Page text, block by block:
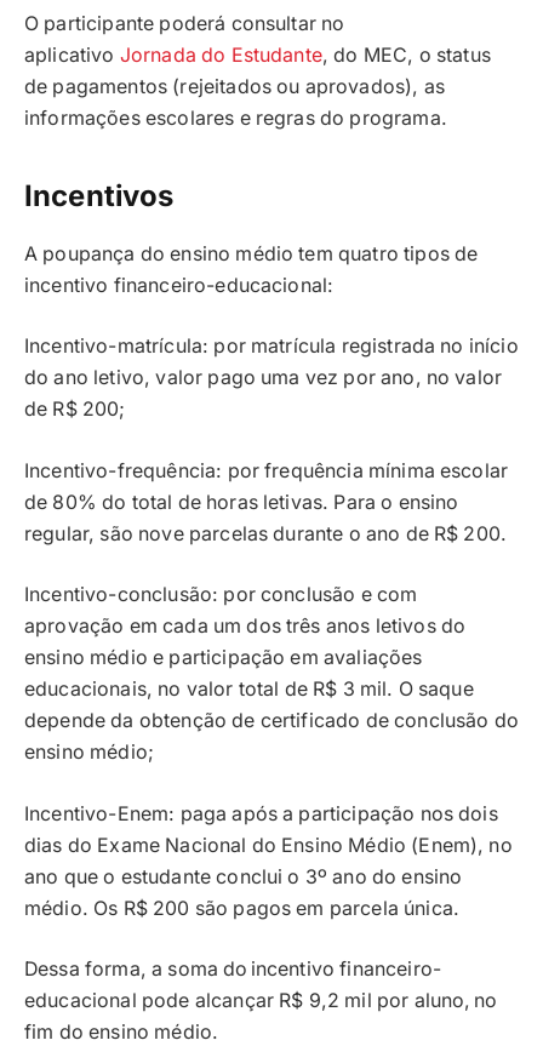
O participante poderá consultar no
aplicativo Jornada do Estudante, do MEC, o status
de pagamentos (rejeitados ou aprovados), as
informações escolares e regras do programa.
Incentivos
A poupança do ensino médio tem quatro tipos de
incentivo financeiro-educacional:
Incentivo-matrícula: por matrícula registrada no início
do ano letivo, valor pago uma vez por ano, no valor
de R$ 200;
Incentivo-frequência: por frequência mínima escolar
de 80% do total de horas letivas. Para o ensino
regular, são nove parcelas durante o ano de R$ 200.
Incentivo-conclusão: por conclusão e com
aprovação em cada um dos três anos letivos do
ensino médio e participação em avaliações
educacionais, no valor total de R$ 3 mil. O saque
depende da obtenção de certificado de conclusão do
ensino médio;
Incentivo-Enem: paga após a participação nos dois
dias do Exame Nacional do Ensino Médio (Enem), no
ano que o estudante conclui o 3º ano do ensino
médio. Os R$ 200 são pagos em parcela única.
Dessa forma, a soma do incentivo financeiro-
educacional pode alcançar R$ 9,2 mil por aluno, no
fim do ensino médio.